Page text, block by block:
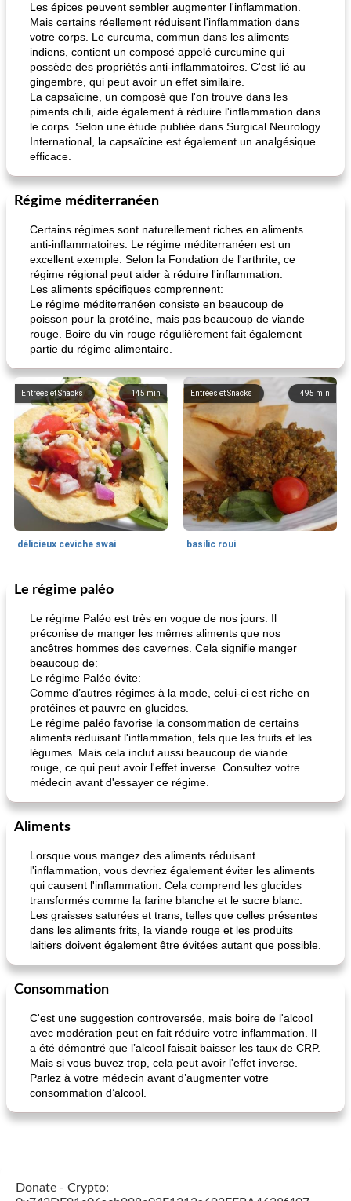
Les épices peuvent sembler augmenter l'inflammation.
Mais certains réellement réduisent l'inflammation dans
votre corps. Le curcuma, commun dans les aliments
indiens, contient un composé appelé curcumine qui
possède des propriétés anti-inflammatoires. C'est lié au
gingembre, qui peut avoir un effet similaire.
La capsaïcine, un composé que l'on trouve dans les
piments chili, aide également à réduire l'inflammation dans
le corps. Selon une étude publiée dans Surgical Neurology
International, la capsaïcine est également un analgésique
efficace.
Régime méditerranéen
Certains régimes sont naturellement riches en aliments
anti-inflammatoires. Le régime méditerranéen est un
excellent exemple. Selon la Fondation de l'arthrite, ce
régime régional peut aider à réduire l'inflammation.
Les aliments spécifiques comprennent:
Le régime méditerranéen consiste en beaucoup de
poisson pour la protéine, mais pas beaucoup de viande
rouge. Boire du vin rouge régulièrement fait également
partie du régime alimentaire.
145 min
Entrées et Snacks
délicieux ceviche swai
495 min
Entrées et Snacks
basilic roui
Déjeuner / Snacks
pois chiches rôtis aux épices amandes au cheddar rôti
Le régime paléo
Le régime Paléo est très en vogue de nos jours. Il
préconise de manger les mêmes aliments que nos
ancêtres hommes des cavernes. Cela signifie manger
beaucoup de:
Le régime Paléo évite:
Comme d’autres régimes à la mode, celui-ci est riche en
protéines et pauvre en glucides.
Le régime paléo favorise la consommation de certains
aliments réduisant l'inflammation, tels que les fruits et les
légumes. Mais cela inclut aussi beaucoup de viande
rouge, ce qui peut avoir l'effet inverse. Consultez votre
médecin avant d'essayer ce régime.
Aliments
Lorsque vous mangez des aliments réduisant
l'inflammation, vous devriez également éviter les aliments
qui causent l'inflammation. Cela comprend les glucides
transformés comme la farine blanche et le sucre blanc.
Les graisses saturées et trans, telles que celles présentes
dans les aliments frits, la viande rouge et les produits
laitiers doivent également être évitées autant que possible.
Consommation
C'est une suggestion controversée, mais boire de l'alcool
avec modération peut en fait réduire votre inflammation. Il
a été démontré que l’alcool faisait baisser les taux de CRP.
Mais si vous buvez trop, cela peut avoir l'effet inverse.
Parlez à votre médecin avant d’augmenter votre
consommation d’alcool.
Donate - Crypto: